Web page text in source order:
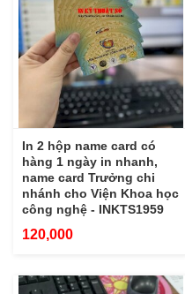
In 2 hộp name card có
hàng 1 ngày in nhanh,
name card Trưởng chi
nhánh cho Viện Khoa học
công nghệ - INKTS1959
120,000